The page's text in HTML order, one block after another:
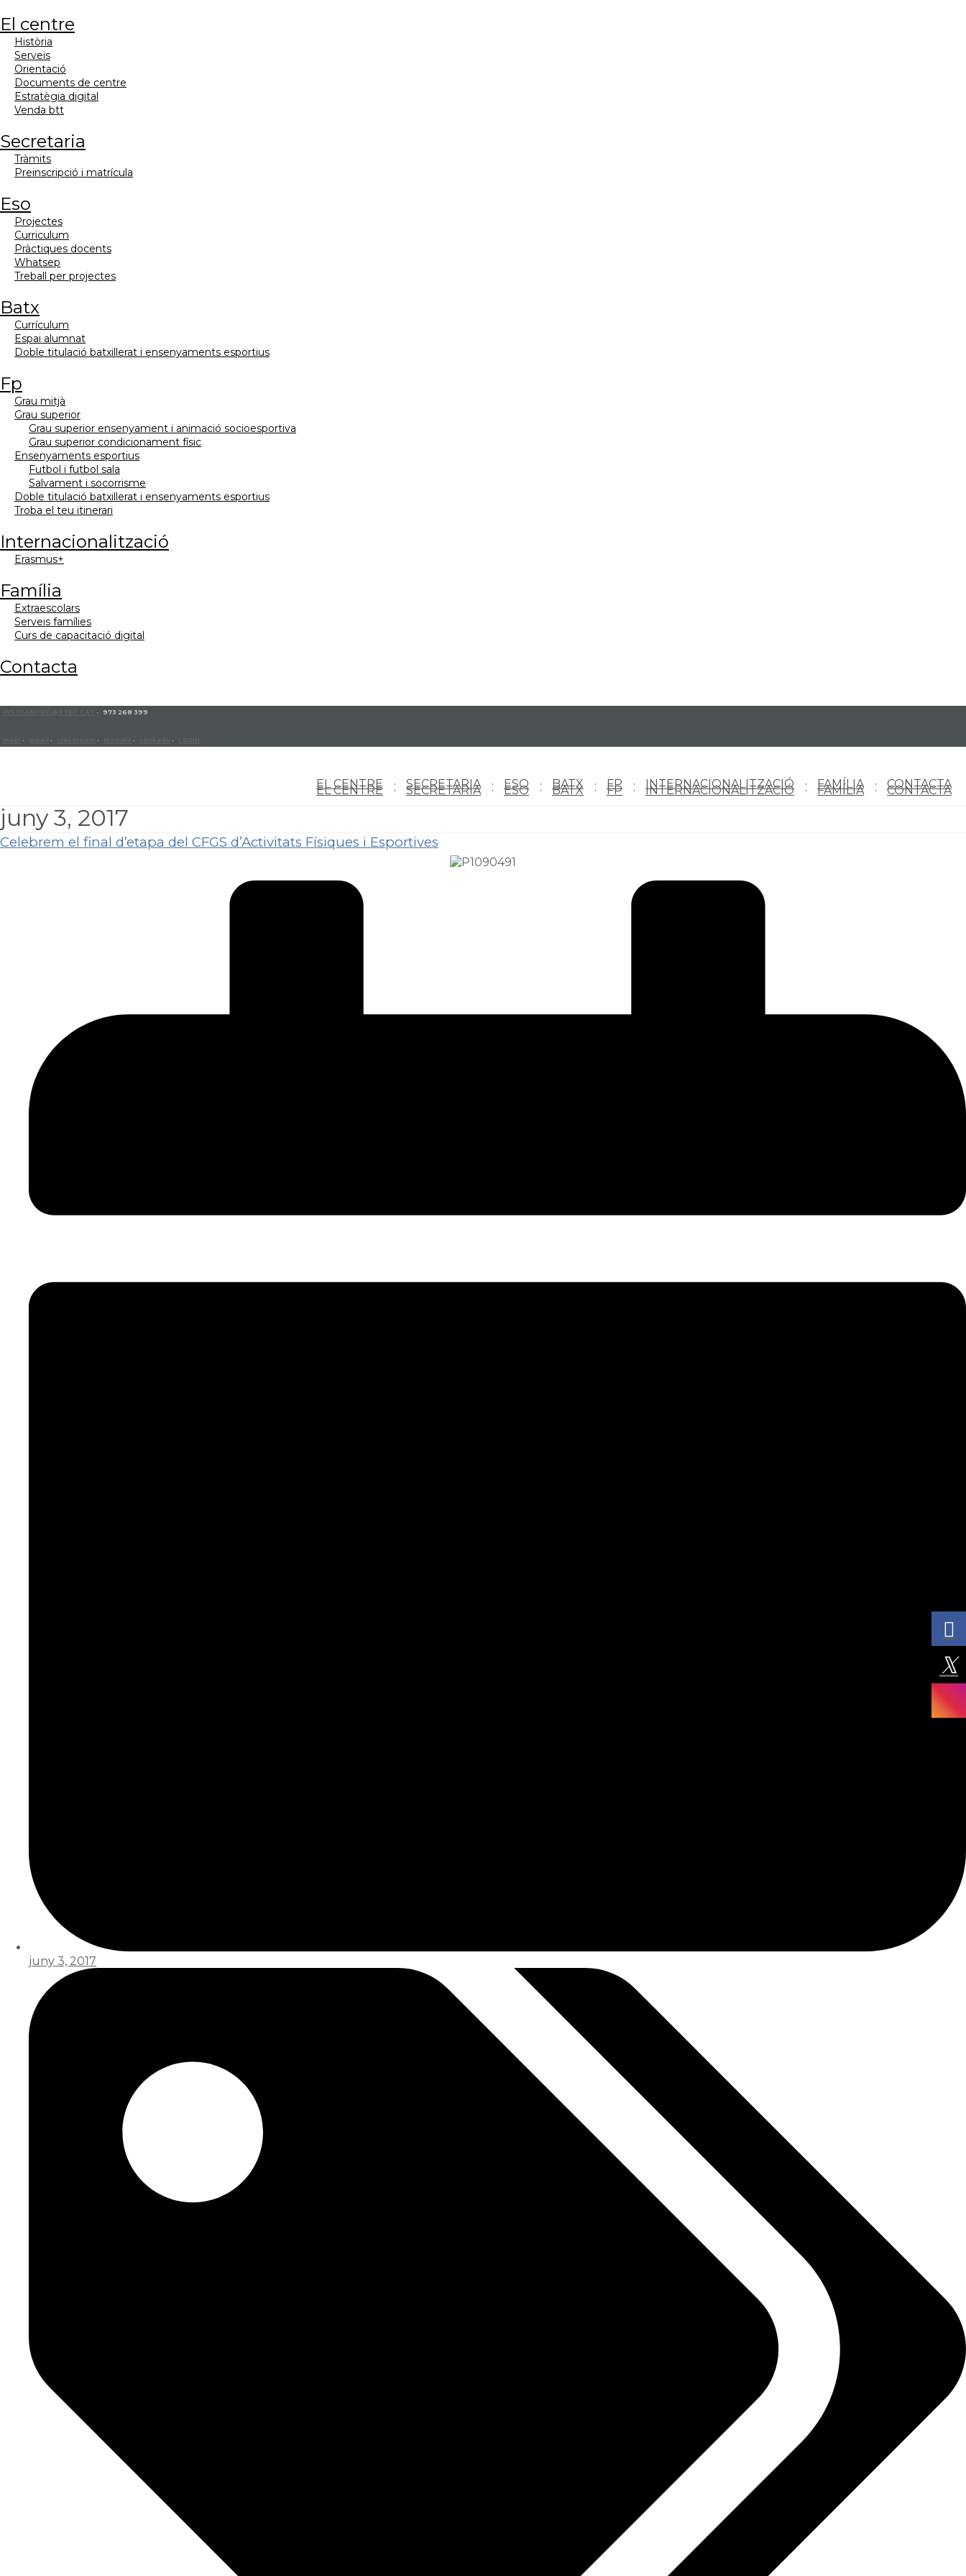
el centre
història
serveis
orientació
documents de centre
estratègia digital
venda btt
secretaria
tràmits
preinscripció i matrícula
eso
projectes
curriculum
pràctiques docents
whatsep
treball per projectes
batx
currículum
espai alumnat
doble titulació batxillerat i ensenyaments esportius
fp
grau mitjà
grau superior
grau superior ensenyament i animació socioesportiva
grau superior condicionament físic
ensenyaments esportius
futbol i futbol sala
salvament i socorrisme
doble titulació batxillerat i ensenyaments esportius
troba el teu itinerari
internacionalització
erasmus+
família
extraescolars
serveis famílies
curs de capacitació digital
contacta
· 973 268 399
· · · · ·
EL CENTRE SECRETARIA ESO BATX FP INTERNACIONALITZACIÓ FAMÍLIA CONTACTA
EL CENTRE SECRETARIA ESO BATX FP INTERNACIONALITZACIÓ FAMÍLIA CONTACTA
juny 3, 2017
Celebrem el final d’etapa del CFGS d’Activitats Físiques i Esportives
juny 3, 2017